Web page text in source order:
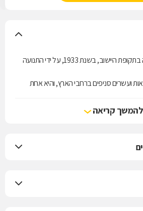
קופת חולים לאומית נוסדה בתקופת היישוב, בשנת 1933, על ידי התנועה
ועשרים סניפים ברחבי הארץ, והיא אחת
להמשך קריאה